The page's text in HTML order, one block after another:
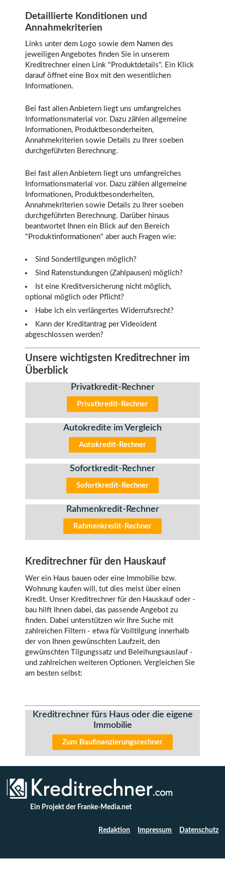
Detaillierte Konditionen und
Annahmekriterien
Links unter dem Logo sowie dem Namen des
jeweiligen Angebotes finden Sie in unserem
Kreditrechner einen Link "Produktdetails". Ein Klick
darauf öffnet eine Box mit den wesentlichen
Informationen.
Bei fast allen Anbietern liegt uns umfangreiches
Informationsmaterial vor. Dazu zählen allgemeine
Informationen, Produktbesonderheiten,
Annahmekriterien sowie Details zu Ihrer soeben
durchgeführten Berechnung.
Bei fast allen Anbietern liegt uns umfangreiches
Informationsmaterial vor. Dazu zählen allgemeine
Informationen, Produktbesonderheiten,
Annahmekriterien sowie Details zu Ihrer soeben
durchgeführten Berechnung. Darüber hinaus
beantwortet Ihnen ein Blick auf den Bereich
"Produktinformationen" aber auch Fragen wie:
Sind Sondertilgungen möglich?
Sind Ratenstundungen (Zahlpausen) möglich?
Ist eine Kreditversicherung nicht möglich,
optional möglich oder Pflicht?
Habe ich ein verlängertes Widerrufsrecht?
Kann der Kreditantrag per Videoident
abgeschlossen werden?
Unsere wichtigsten Kreditrechner im
Überblick
Privatkredit-Rechner
Privatkredit-Rechner
Autokredite im Vergleich
Autokredit-Rechner
Sofortkredit-Rechner
Sofortkredit-Rechner
Rahmenkredit-Rechner
Rahmenkredit-Rechner
Kreditrechner für den Hauskauf
Wer ein Haus bauen oder eine Immobilie bzw.
Wohnung kaufen will, tut dies meist über einen
Kredit. Unser Kreditrechner für den Hauskauf oder -
bau hilft Ihnen dabei, das passende Angebot zu
finden. Dabei unterstützen wir Ihre Suche mit
zahlreichen Filtern - etwa für Volltilgung innerhalb
der von Ihnen gewünschten Laufzeit, den
gewünschten Tilgungssatz und Beleihungsauslauf -
und zahlreichen weiteren Optionen. Vergleichen Sie
am besten selbst:
Kreditrechner fürs Haus oder die eigene
Immobilie
Zum Baufinanzierungsrechner
Ein Projekt der Franke-Media.net
Redaktion Impressum Datenschutz